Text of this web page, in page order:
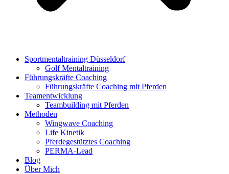
Sportmentaltraining Düsseldorf
Golf Mentaltraining
Führungskräfte Coaching
Führungskräfte Coaching mit Pferden
Teamentwicklung
Teambuilding mit Pferden
Methoden
Wingwave Coaching
Life Kinetik
Pferdegestütztes Coaching
PERMA-Lead
Blog
Über Mich